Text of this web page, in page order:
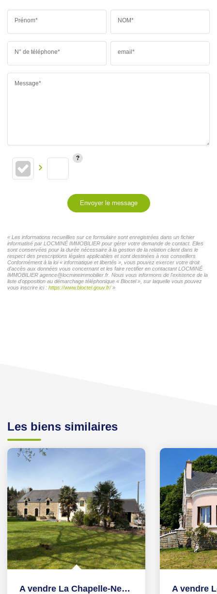
Prénom* NOM*
N° de téléphone* email*
Message*
Envoyer le message
« Les informations recueillies sur ce formulaire sont enregistrées dans un fichier
informatisé par LOCMINÉ IMMOBILIER pour gérer votre demande de contact. Elles
sont conservées pour la durée nécessaire à la gestion de la relation client dans le
respect des prescriptions légales applicables et sont destinées à nos conseillers
Conformément à la loi « informatique et libertés », vous pouvez exercer votre droit
d'accès aux données vous concernant et les faire rectifier en contactant LOCMINÉ
IMMOBILIER agence@locmineimmobilier.fr. Nous vous informons de l'existence de la
liste d'opposition au démarchage téléphonique « Bloctel », sur laquelle vous pouvez
vous inscrire ici : https://www.bloctel.gouv.fr/»
Les biens similaires
A vendre La Chapelle-Neuve, maison de plus de 285 m², ,5...